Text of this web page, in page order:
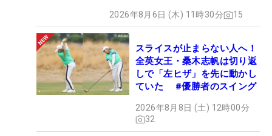
2026年8月6日 (木) 11時30分 15
スライスが止まらない人へ！
全英女王・桑木志帆は切り返
しで「左ヒザ」を先に動かし
ていた #優勝者のスイング
2026年8月8日 (土) 12時00分
32